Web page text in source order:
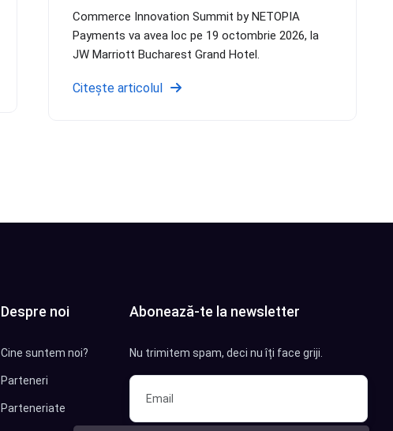
Commerce Innovation Summit by NETOPIA
Payments va avea loc pe 19 octombrie 2026, la
JW Marriott Bucharest Grand Hotel.
Citește articolul
Despre noi
Cine suntem noi?
Parteneri
Parteneriate
Abonează-te la newsletter
Nu trimitem spam, deci nu îți face griji.